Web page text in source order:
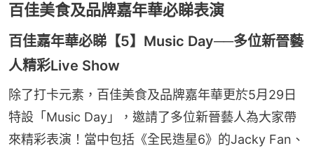
百佳美食及品牌嘉年華必睇表演
百佳嘉年華必睇【5】Music Day──多位新晉藝
人精彩Live Show
除了打卡元素，百佳美食及品牌嘉年華更於5月29日
特設「Music Day」，邀請了多位新晉藝人為大家帶
來精彩表演！當中包括《全民造星6》的Jacky Fan、